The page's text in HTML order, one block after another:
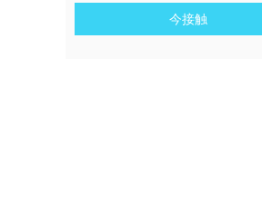
今接触